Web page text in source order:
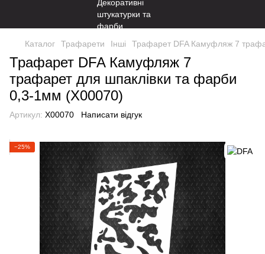
Каталог Трафарети Інші Трафарет DFA Камуфляж 7
Трафарет DFA Камуфляж 7
трафарет для шпаклівки та фарби
0,3-1мм (X00070)
Артикул: X00070 Написати відгук
−25%